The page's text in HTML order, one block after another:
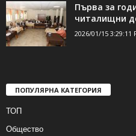
Първа за
читалищни
2026/01/15 3:29:11
ПОПУЛЯРНА КАТЕГОРИЯ
ТОП
Общество